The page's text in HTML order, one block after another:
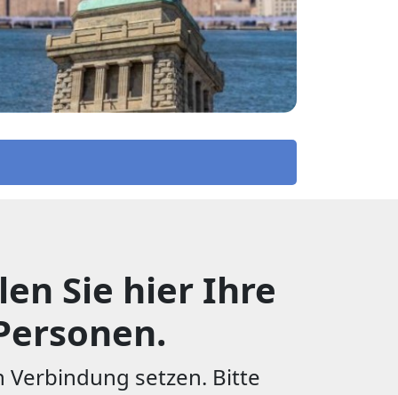
Sie hier Ihre
setzen. Bitte